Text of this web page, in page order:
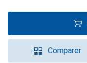
Comparer